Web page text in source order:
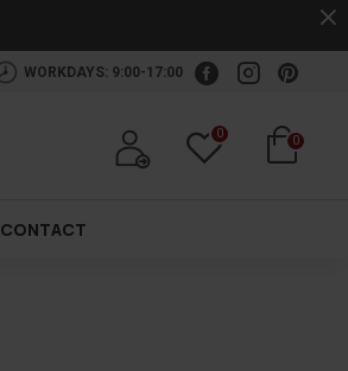
WORKDAYS: 9:00-17:00
0 0
CONTACT